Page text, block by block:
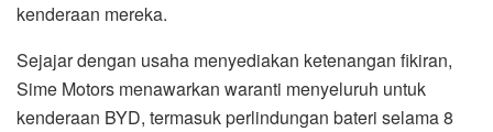
kenderaan mereka.
Sejajar dengan usaha menyediakan ketenangan fikiran,
Sime Motors menawarkan waranti menyeluruh untuk
kenderaan BYD, termasuk perlindungan bateri selama 8